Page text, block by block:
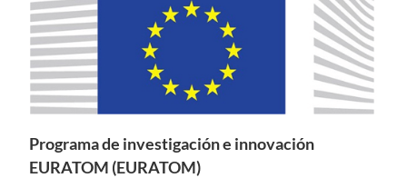
Programa de investigación e innovación
EURATOM (EURATOM)